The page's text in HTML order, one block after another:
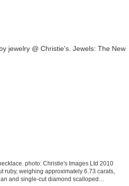
photo: Christie's Images Ltd 2010
ruby, weighing approximately 6.73 carats,
and single-cut diamond scalloped